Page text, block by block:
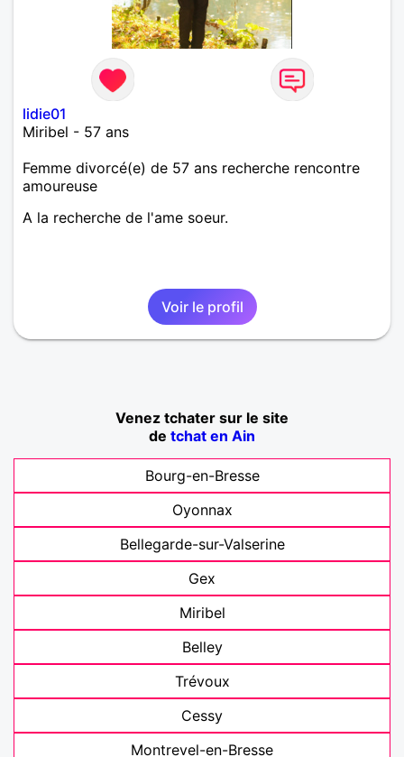
lidie01
Miribel - 57 ans
Femme divorcé(e) de 57 ans recherche rencontre
amoureuse
A la recherche de l'ame soeur.
Voir le profil
Venez tchater sur le site
de tchat en Ain
Bourg-en-Bresse
Oyonnax
Bellegarde-sur-Valserine
Gex
Miribel
Belley
Trévoux
Cessy
Montrevel-en-Bresse